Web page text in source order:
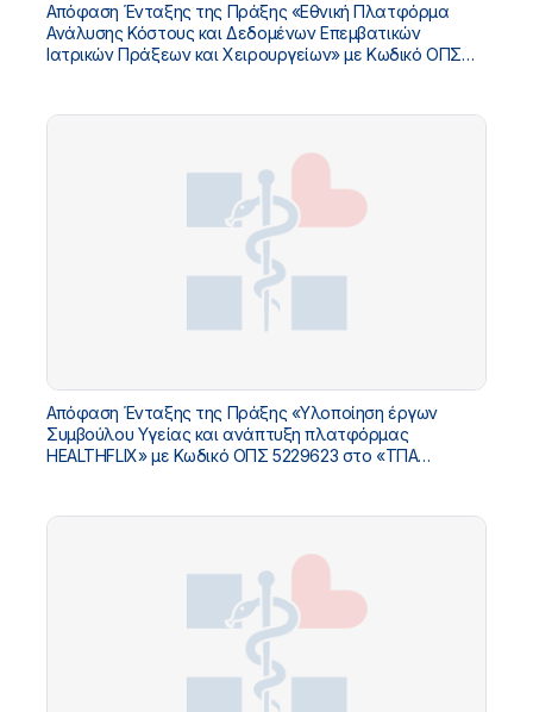
Απόφαση Ένταξης της Πράξης «Εθνική Πλατφόρμα
Ανάλυσης Κόστους και Δεδομένων Επεμβατικών
Ιατρικών Πράξεων και Χειρουργείων» με Κωδικό ΟΠΣ
Απόφαση Ένταξης της Πράξης «Υλοποίηση έργων
Συμβούλου Υγείας και ανάπτυξη πλατφόρμας
HEALTHFLIX» με Κωδικό ΟΠΣ 5229623 στο «ΤΠΑ